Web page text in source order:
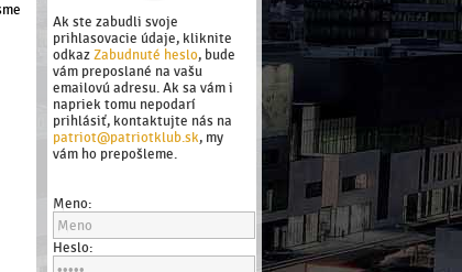
Ak ste zabudli svoje
prihlasovacie údaje, kliknite
odkaz Zabudnuté heslo, bude
vám preposlané na vašu
emailovú adresu. Ak sa vám i
napriek tomu nepodarí
prihlásiť, kontaktujte nás na
patriot@patriotklub.sk, my
vám ho prepošleme.
Meno:
Heslo: